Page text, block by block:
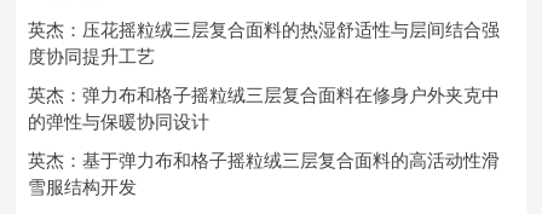
英杰：压花摇粒绒三层复合面料的热湿舒适性与层间结合强
度协同提升工艺
英杰：弹力布和格子摇粒绒三层复合面料在修身户外夹克中
的弹性与保暖协同设计
英杰：基于弹力布和格子摇粒绒三层复合面料的高活动性滑
雪服结构开发